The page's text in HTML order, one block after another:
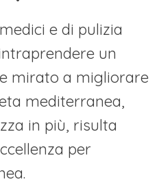
e di pulizia
un
mirato a migliorare
mediterranea,
in più, risulta
per